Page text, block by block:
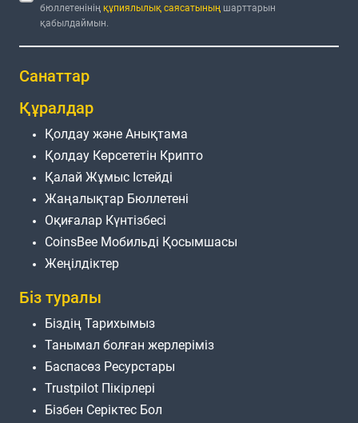
бюллетенінің құпиялылық саясатының шарттарын
қабылдаймын.
Санаттар
Құралдар
Қолдау және Анықтама
Қолдау Көрсететін Крипто
Қалай Жұмыс Істейді
Жаңалықтар Бюллетені
Оқиғалар Күнтізбесі
CoinsBee Мобильді Қосымшасы
Жеңілдіктер
Біз туралы
Біздің Тарихымыз
Танымал болған жерлеріміз
Баспасөз Ресурстары
Trustpilot Пікірлері
Бізбен Серіктес Бол